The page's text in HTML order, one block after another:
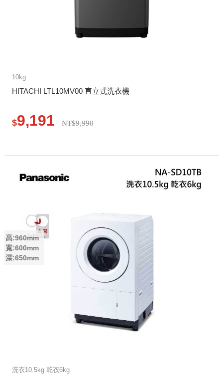
10kg
HITACHI LTL10MV00 直立式洗衣機
$9,191 NT$9,990
高:960mm
寬:600mm
深:650mm
洗衣10.5kg 乾衣6kg